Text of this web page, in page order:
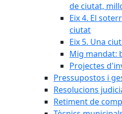
de ciutat,
Eix 4. El
ciutat
Eix 5. Una
Mig mandat:
Projectes
Pressupostos i
Resolucions
Retiment de